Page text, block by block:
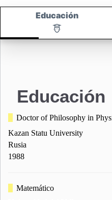
Educación
Educación
Doctor of Philosophy in
Kazan Statu University
Rusia
1988
Matemático